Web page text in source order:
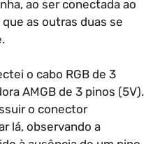
ao ser conectada ao
as outras duas se
o cabo RGB de 3
AMGB de 3 pinos (5V).
o conector
lá, observando a